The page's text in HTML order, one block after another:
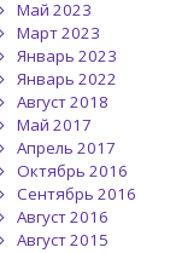
Май 2023
Март 2023
Январь 2023
Январь 2022
Август 2018
Май 2017
Апрель 2017
Октябрь 2016
Сентябрь 2016
Август 2016
Август 2015